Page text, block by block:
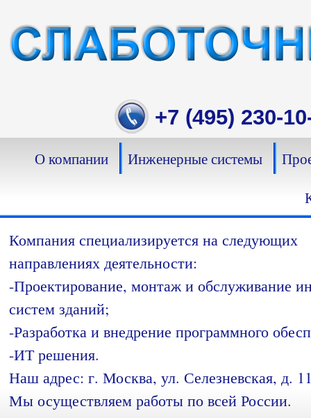
content
+7 (495) 230-
О компании Инженерные системы
Компания специализируется на следующих
направлениях деятельности:
-Проектирование, монтаж и обслуживание
систем зданий;
-Разработка и внедрение программного
-ИТ решения.
Наш адрес: г. Москва, ул. Селезневская, д.
Мы осуществляем работы по всей России.